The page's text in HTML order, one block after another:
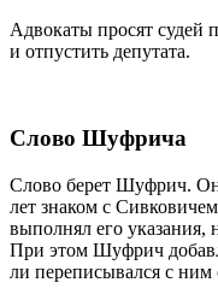
Адвокаты просят судей
и отпустить депутата.
Слово Шуфрича
Слово берет Шуфрич. Он
лет знаком с
выполнял его указания,
При этом Шуфрич
ли переписывался с ним